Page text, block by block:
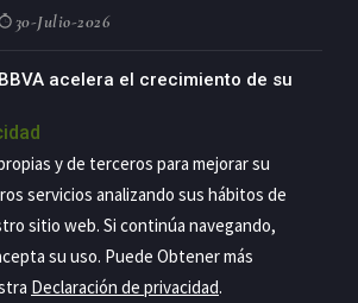
30-Julio-2026
BBVA acelera el crecimiento de su
de especialización presente en siete
29-Julio-2026
Estrategia Empresarial
y de terceros para mejorar su
servicios analizando sus hábitos de
sitio web. Si continúa navegando,
su uso. Puede Obtener más
Declaración de privacidad.